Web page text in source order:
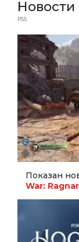
Новости
PS5
Показан
War: